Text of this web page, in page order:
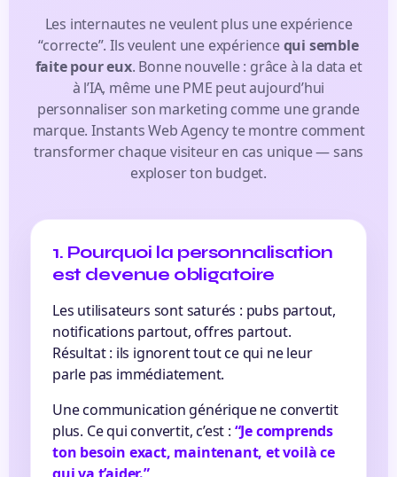
Les internautes ne veulent plus une expérience
“correcte”. Ils veulent une expériencequi semble
faite pour eux. Bonne nouvelle : grâce à la data et
à l’IA, même une PME peut aujourd’hui
personnaliser son marketing comme une grande
marque. Instants Web Agency te montre comment
transformer chaque visiteur en cas unique — sans
exploser ton budget.
1. Pourquoi la personnalisation
est devenue obligatoire
Les utilisateurs sont saturés : pubs partout,
notifications partout, offres partout.
Résultat : ils ignorent tout ce qui ne leur
parle pas immédiatement.
Une communication générique ne convertit
plus. Ce qui convertit, c’est : “Je comprends
ton besoin exact, maintenant, et voilà ce